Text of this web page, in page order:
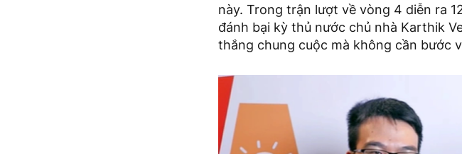
này. Trong trận lượt về vòng 4 diễn ra
đánh bại kỳ thủ nước chủ nhà Karthik
thắng chung cuộc mà không cần bước